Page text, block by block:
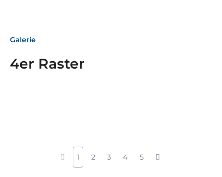
Galerie
4er Raster
1 2 3 4 5